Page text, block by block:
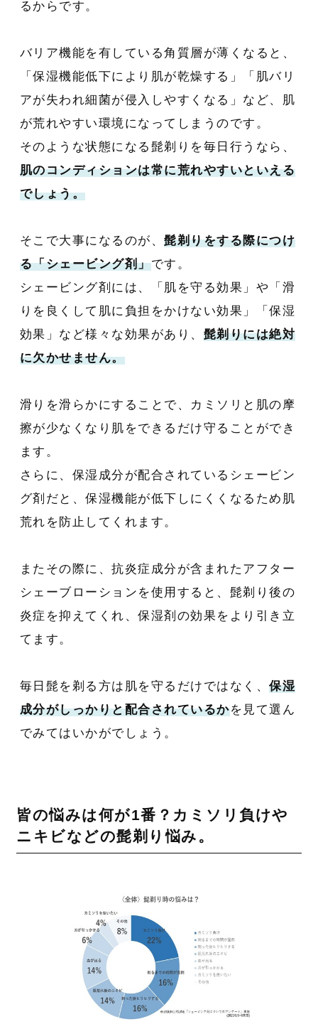
るからです。
バリア機能を有している角質層が薄くなると、
「保湿機能低下により肌が乾燥する」「肌バリ
アが失われ細菌が侵入しやすくなる」など、肌
が荒れやすい環境になってしまうのです。
そのような状態になる髭剃りを毎日行うなら、
肌のコンディションは常に荒れやすいといえる
でしょう。
そこで大事になるのが、髭剃りをする際につけ
る「シェービング剤」です。
シェービング剤には、「肌を守る効果」や「滑
りを良くして肌に負担をかけない効果」「保湿
効果」など様々な効果があり、 髭剃りには絶対
に欠かせません。
滑りを滑らかにすることで、カミソリと肌の摩
擦が少なくなり肌をできるだけ守ることができ
ます。
さらに、保湿成分が配合されているシェービン
グ剤だと、保湿機能が低下しにくくなるため肌
荒れを防止してくれます。
またその際に、抗炎症成分が含まれたアフター
シェーブローションを使用すると、髭剃り後の
炎症を抑えてくれ、保湿剤の効果をより引き立
てます。
毎日髭を剃る方は肌を守るだけではなく、保湿
成分がしっかりと配合されているかを見て選ん
でみてはいかがでしょう。
皆の悩みは何が1番？カミソリ負けや
ニキビなどの髭剃り悩み。